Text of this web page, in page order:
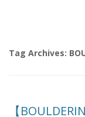
Tag Archives:
【